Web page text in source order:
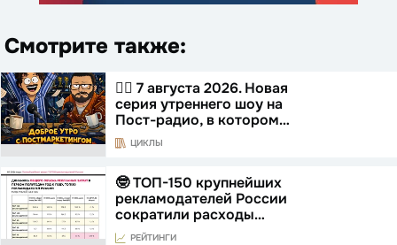
Смотрите также:
☝🏻 7 августа 2026. Новая
серия утреннего шоу на
Пост-радио, в котором…
ЦИКЛЫ
🤓 ТОП-150 крупнейших
рекламодателей России
сократили расходы…
РЕЙТИНГИ